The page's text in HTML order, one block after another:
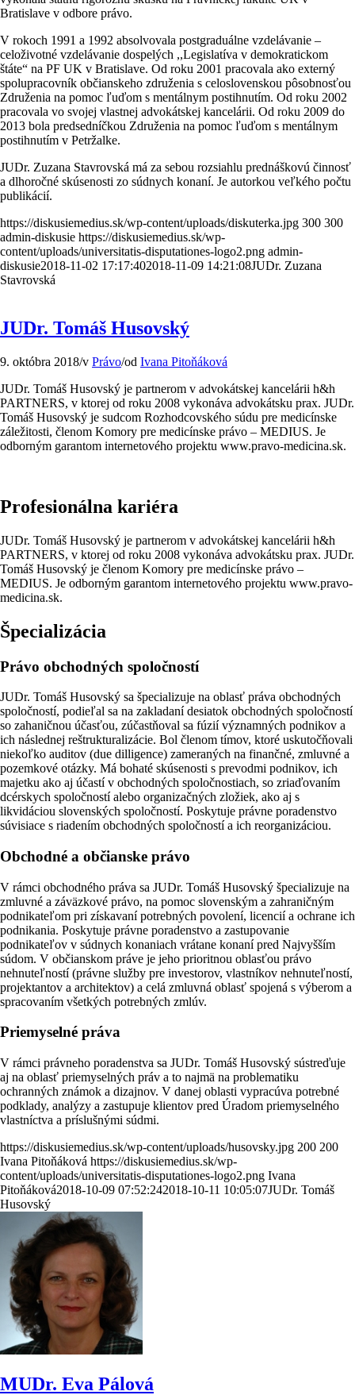
Bratislave v odbore právo.
V rokoch 1991 a 1992 absolvovala postgraduálne vzdelávanie –
celoživotné vzdelávanie dospelých ,,Legislatíva v demokratickom
štáte“ na PF UK v Bratislave. Od roku 2001 pracovala ako externý
spolupracovník občianskeho združenia s celoslovenskou pôsobnosťou
Združenia na pomoc ľuďom s mentálnym postihnutím. Od roku 2002
pracovala vo svojej vlastnej advokátskej kancelárii. Od roku 2009 do
2013 bola predsedníčkou Združenia na pomoc ľuďom s mentálnym
postihnutím v Petržalke.
JUDr. Zuzana Stavrovská má za sebou rozsiahlu prednáškovú činnosť
a dlhoročné skúsenosti zo súdnych konaní. Je autorkou veľkého počtu
publikácií.
https://diskusiemedius.sk/wp-content/uploads/diskuterka.jpg 300 300
admin-diskusie https://diskusiemedius.sk/wp-
content/uploads/universitatis-disputationes-logo2.png admin-
diskusie2018-11-02 17:17:402018-11-09 14:21:08JUDr. Zuzana
Stavrovská
JUDr. Tomáš Husovský
9. októbra 2018/v Právo/od Ivana Pitoňáková
JUDr. Tomáš Husovský je partnerom v advokátskej kancelárii h&h
PARTNERS, v ktorej od roku 2008 vykonáva advokátsku prax. JUDr.
Tomáš Husovský je sudcom Rozhodcovského súdu pre medicínske
záležitosti, členom Komory pre medicínske právo – MEDIUS. Je
odborným garantom internetového projektu www.pravo-medicina.sk.
Profesionálna kariéra
JUDr. Tomáš Husovský je partnerom v advokátskej kancelárii h&h
PARTNERS, v ktorej od roku 2008 vykonáva advokátsku prax. JUDr.
Tomáš Husovský je členom Komory pre medicínske právo –
MEDIUS. Je odborným garantom internetového projektu www.pravo-
medicina.sk.
Špecializácia
Právo obchodných spoločností
JUDr. Tomáš Husovský sa špecializuje na oblasť práva obchodných
spoločností, podieľal sa na zakladaní desiatok obchodných spoločností
so zahaničnou účasťou, zúčastňoval sa fúzií významných podnikov a
ich následnej reštrukturalizácie. Bol členom tímov, ktoré uskutočňovali
niekoľko auditov (due dilligence) zameraných na finančné, zmluvné a
pozemkové otázky. Má bohaté skúsenosti s prevodmi podnikov, ich
majetku ako aj účastí v obchodných spoločnostiach, so zriaďovaním
dcérskych spoločností alebo organizačných zložiek, ako aj s
likvidáciou slovenských spoločností. Poskytuje právne poradenstvo
súvisiace s riadením obchodných spoločností a ich reorganizáciou.
Obchodné a občianske právo
V rámci obchodného práva sa JUDr. Tomáš Husovský špecializuje na
zmluvné a záväzkové právo, na pomoc slovenským a zahraničným
podnikateľom pri získavaní potrebných povolení, licencií a ochrane ich
podnikania. Poskytuje právne poradenstvo a zastupovanie
podnikateľov v súdnych konaniach vrátane konaní pred Najvyšším
súdom. V občianskom práve je jeho prioritnou oblasťou právo
nehnuteľností (právne služby pre investorov, vlastníkov nehnuteľností,
projektantov a architektov) a celá zmluvná oblasť spojená s výberom a
spracovaním všetkých potrebných zmlúv.
Priemyselné práva
V rámci právneho poradenstva sa JUDr. Tomáš Husovský sústreďuje
aj na oblasť priemyselných práv a to najmä na problematiku
ochranných známok a dizajnov. V danej oblasti vypracúva potrebné
podklady, analýzy a zastupuje klientov pred Úradom priemyselného
vlastníctva a príslušnými súdmi.
https://diskusiemedius.sk/wp-content/uploads/husovsky.jpg 200 200
Ivana Pitoňáková https://diskusiemedius.sk/wp-
content/uploads/universitatis-disputationes-logo2.png Ivana
Pitoňáková2018-10-09 07:52:242018-10-11 10:05:07JUDr. Tomáš
Husovský
MUDr. Eva Pálová